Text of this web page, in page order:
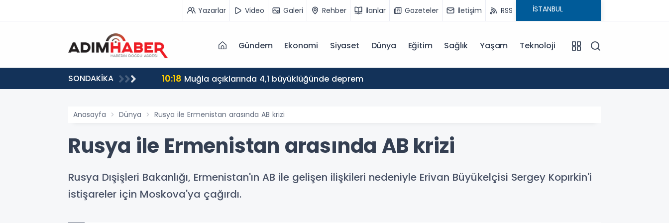
Yazarlar Video Galeri Rehber İlanlar Gazeteler İletişim RSS
Gündem Ekonomi Siyaset Dünya Eğitim Sağlık Yaşam Teknoloji
SONDAKİKA 10:18 Muğla açıklarında 4,1 büyüklüğünde deprem
Anasayfa Dünya Rusya ile Ermenistan arasında AB krizi
Rusya ile Ermenistan arasında AB krizi
Rusya Dışişleri Bakanlığı, Ermenistan'ın AB ile gelişen ilişkileri nedeniyle Erivan Büyükelçisi Sergey Kopırkin'i
istişareler için Moskova'ya çağırdı.